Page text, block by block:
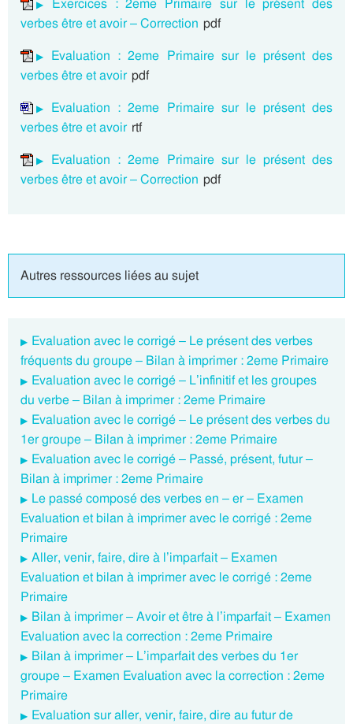
Exercices : 2eme Primaire sur le présent des
verbes être et avoir – Correction pdf
Evaluation : 2eme Primaire sur le présent des
verbes être et avoir pdf
Evaluation : 2eme Primaire sur le présent des
verbes être et avoir rtf
Evaluation : 2eme Primaire sur le présent des
verbes être et avoir – Correction pdf
Autres ressources liées au sujet
Evaluation avec le corrigé – Le présent des verbes
fréquents du groupe – Bilan à imprimer : 2eme Primaire
Evaluation avec le corrigé – L’infinitif et les groupes
du verbe – Bilan à imprimer : 2eme Primaire
Evaluation avec le corrigé – Le présent des verbes du
1er groupe – Bilan à imprimer : 2eme Primaire
Evaluation avec le corrigé – Passé, présent, futur –
Bilan à imprimer : 2eme Primaire
Le passé composé des verbes en – er – Examen
Evaluation et bilan à imprimer avec le corrigé : 2eme
Primaire
Aller, venir, faire, dire à l’imparfait – Examen
Evaluation et bilan à imprimer avec le corrigé : 2eme
Primaire
Bilan à imprimer – Avoir et être à l’imparfait – Examen
Evaluation avec la correction : 2eme Primaire
Bilan à imprimer – L’imparfait des verbes du 1er
groupe – Examen Evaluation avec la correction : 2eme
Primaire
Evaluation sur aller, venir, faire, dire au futur de